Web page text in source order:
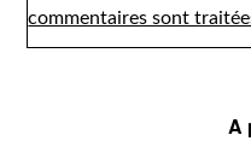
commentaires sont
A